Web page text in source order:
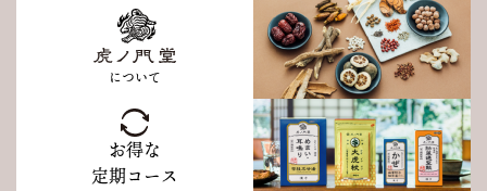
について
お得な
定期コース